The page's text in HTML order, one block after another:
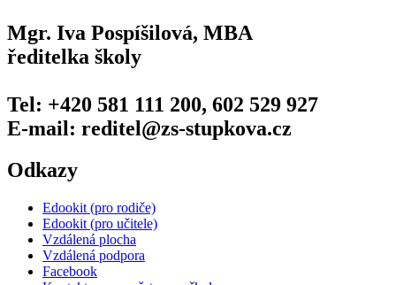
Mgr. Iva Pospíšilová, MBA
ředitelka školy
Tel: +420 581 111 200, 602 529 927
E-mail: reditel@zs-stupkova.cz
Odkazy
Edookit (pro rodiče)
Edookit (pro učitele)
Vzdálená plocha
Vzdálená podpora
Facebook